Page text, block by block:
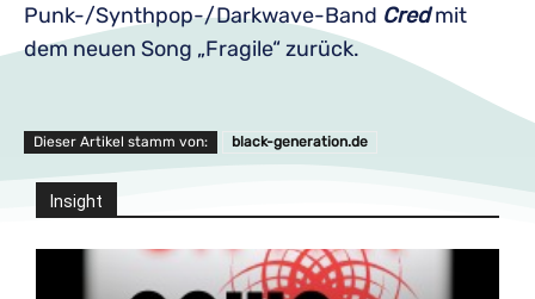
Punk-/Synthpop-/Darkwave-Band Credmit
dem neuen Song „Fragile“ zurück.
Dieser Artikel stamm von: black-generation.de
Insight